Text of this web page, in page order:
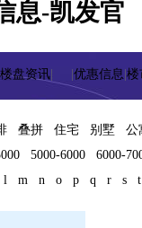
息-凯发官
楼盘资讯| 优惠信息 楼
叠拼 住宅 别墅
公
5000-6000
6000-
l m n o p q r s t